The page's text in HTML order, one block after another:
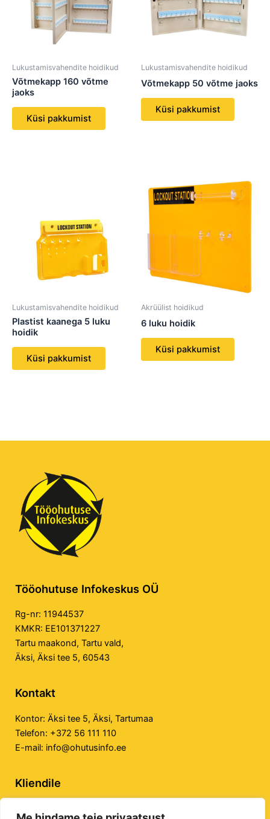
Lukustamisvahendite hoidikud
Võtmekapp 160 võtme
jaoks
Küsi pakkumist
Lukustamisvahendite hoidikud
Võtmekapp 50 võtme jaoks
Küsi pakkumist
Lukustamisvahendite hoidikud
Plastist kaanega 5 luku
hoidik
Küsi pakkumist
Akrüülist hoidikud
6 luku hoidik
Küsi pakkumist
Tööohutuse Infokeskus OÜ
Rg-nr: 11944537
KMKR: EE101371227
Tartu maakond, Tartu vald,
Äksi, Äksi tee 5, 60543
Kontakt
Kontor: Äksi tee 5, Äksi, Tartumaa
Telefon: +372 56 111 110
E-mail: info@ohutusinfo.ee
Kliendile